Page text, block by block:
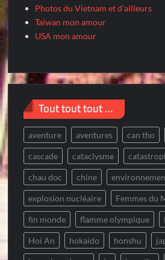
Photos du Vietnam et d'ailleurs
Taiwan mon amour
USA mon amour
Tout tout tout …
aventure aventures can tho
cascade cataclysme
chau doc chine
explosion nucléaire Femmes du
fin monde flamme olympique
Hoi An hokaido honshu